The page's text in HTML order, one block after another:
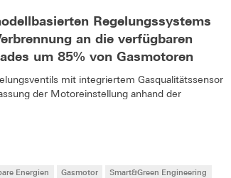
Regelungssystems
an die verfügbaren
um 85% von Gasmotoren
mit integriertem Gasqualitätssensor
der Motoreinstellung anhand der
Energien Gasmotor Smart&Green Engineering